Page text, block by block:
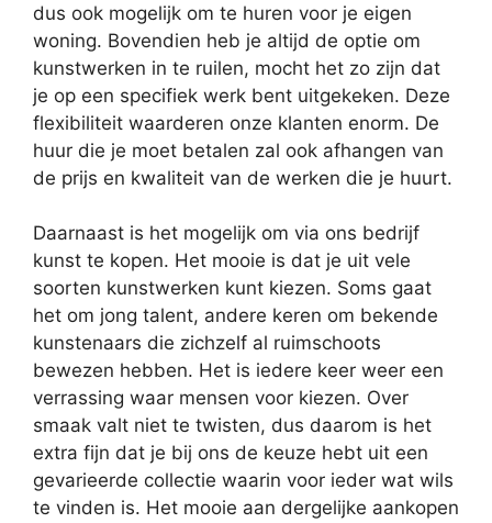
dus ook mogelijk om te huren voor je eigen
woning. Bovendien heb je altijd de optie om
kunstwerken in te ruilen, mocht het zo zijn dat
je op een specifiek werk bent uitgekeken. Deze
flexibiliteit waarderen onze klanten enorm. De
huur die je moet betalen zal ook afhangen van
de prijs en kwaliteit van de werken die je huurt.
Daarnaast is het mogelijk om via ons bedrijf
kunst te kopen. Het mooie is dat je uit vele
soorten kunstwerken kunt kiezen. Soms gaat
het om jong talent, andere keren om bekende
kunstenaars die zichzelf al ruimschoots
bewezen hebben. Het is iedere keer weer een
verrassing waar mensen voor kiezen. Over
smaak valt niet te twisten, dus daarom is het
extra fijn dat je bij ons de keuze hebt uit een
gevarieerde collectie waarin voor ieder wat wils
te vinden is. Het mooie aan dergelijke aankopen